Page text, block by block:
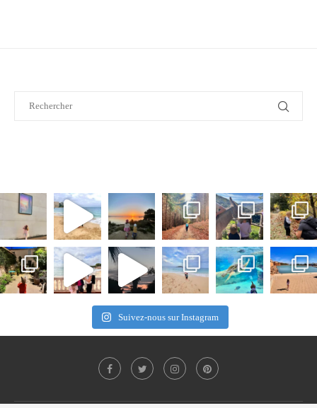
Suivez-nous sur Instagram